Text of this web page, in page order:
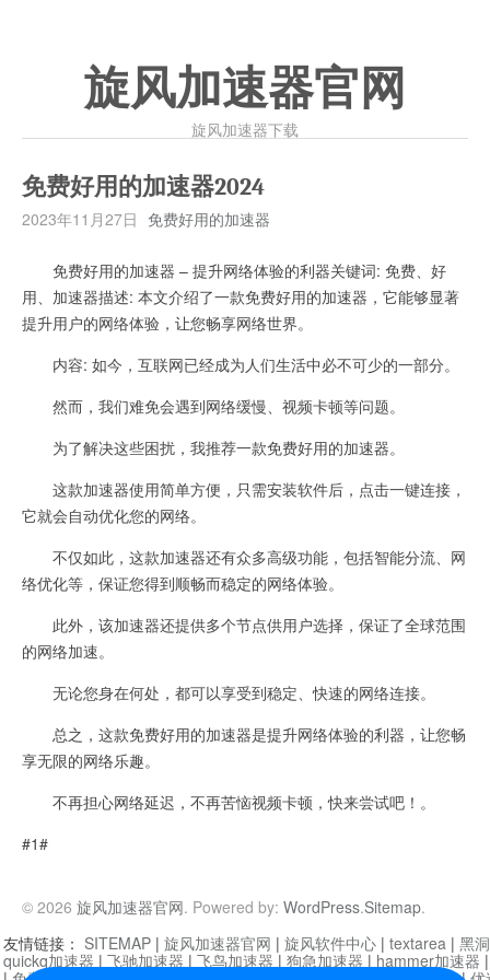
旋风加速器官网
旋风加速器下载
免费好用的加速器2024
2023年11月27日 免费好用的加速器
免费好用的加速器 – 提升网络体验的利器关键词: 免费、好
用、加速器描述: 本文介绍了一款免费好用的加速器，它能够显著
提升用户的网络体验，让您畅享网络世界。
内容: 如今，互联网已经成为人们生活中必不可少的一部分。
然而，我们难免会遇到网络缓慢、视频卡顿等问题。
为了解决这些困扰，我推荐一款免费好用的加速器。
这款加速器使用简单方便，只需安装软件后，点击一键连接，
它就会自动优化您的网络。
不仅如此，这款加速器还有众多高级功能，包括智能分流、网
络优化等，保证您得到顺畅而稳定的网络体验。
此外，该加速器还提供多个节点供用户选择，保证了全球范围
的网络加速。
无论您身在何处，都可以享受到稳定、快速的网络连接。
总之，这款免费好用的加速器是提升网络体验的利器，让您畅
享无限的网络乐趣。
不再担心网络延迟，不再苦恼视频卡顿，快来尝试吧！。
#1#
© 2026 旋风加速器官网. Powered by: WordPress.Sitemap.
友情链接： SITEMAP | 旋风加速器官网 | 旋风软件中心 | textarea | 黑
quickq加速器 | 飞驰加速器 | 飞鸟加速器 | 狗急加速器 | hammer加速器